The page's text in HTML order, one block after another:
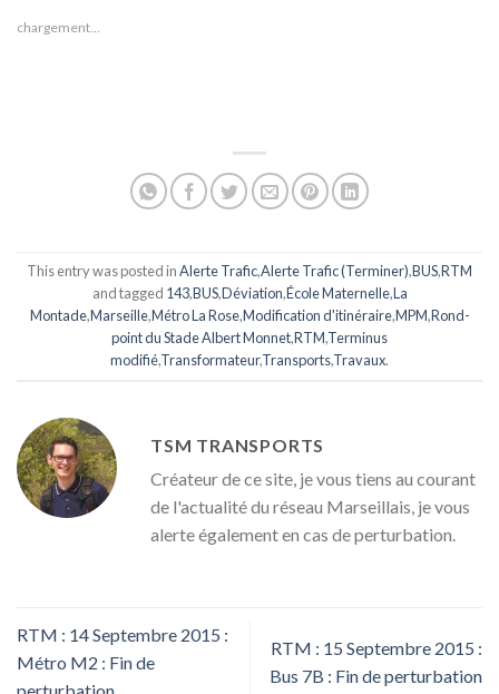
chargement…
This entry was posted inAlerte Trafic,Alerte Trafic (Terminer),BUS,RTM
and tagged 143,BUS,Déviation,École Maternelle,La
Montade,Marseille,Métro La Rose,Modification d'itinéraire,MPM,Rond-
point du Stade Albert Monnet,RTM,Terminus
modifié,Transformateur,Transports,Travaux.
TSM TRANSPORTS
Créateur de ce site, je vous tiens au courant
de l'actualité du réseau Marseillais, je vous
alerte également en cas de perturbation.
RTM : 14 Septembre 2015 :
Métro M2 : Fin de
perturbation
RTM : 15 Septembre 2015 :
Bus 7B : Fin de perturbation